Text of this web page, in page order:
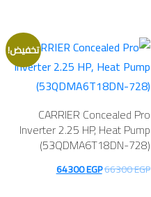
126335 EGP.
124335 EGP.
تخفيض!
CARRIER Concealed Pro
Inverter 2.25 HP, Heat Pump
(53QDMA6T18DN-728)
66300EGP
السعر64300EGP
السعر